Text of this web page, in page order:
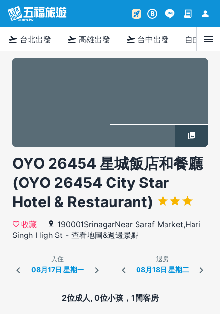
rocket_launch B contract person
flight_takeoff 台北出發 flight_takeoff 高雄出發 flight_takeoff 台中出發 自由行menu
OYO 26454 星城飯店和餐廳
(OYO 26454 City Star
Hotel & Restaurant)
收藏
190001SrinagarNear Saraf Market,Hari
Singh High St - 查看地圖&週邊景點
入住 退房
2位成人, 0位小孩，1間客房